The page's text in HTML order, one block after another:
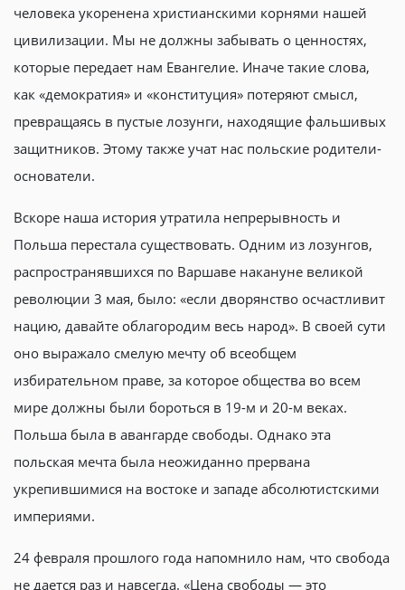
человека укоренена христианскими корнями нашей
цивилизации. Мы не должны забывать о ценностях,
которые передает нам Евангелие. Иначе такие слова,
как «демократия» и «конституция» потеряют смысл,
превращаясь в пустые лозунги, находящие фальшивых
защитников. Этому также учат нас польские родители-
основатели.
Вскоре наша история утратила непрерывность и
Польша перестала существовать. Одним из лозунгов,
распространявшихся по Варшаве накануне великой
революции 3 мая, было: «если дворянство осчастливит
нацию, давайте облагородим весь народ». В своей сути
оно выражало смелую мечту об всеобщем
избирательном праве, за которое общества во всем
мире должны были бороться в 19-м и 20-м веках.
Польша была в авангарде свободы. Однако эта
польская мечта была неожиданно прервана
укрепившимися на востоке и западе абсолютистскими
империями.
24 февраля прошлого года напомнило нам, что свобода
не дается раз и навсегда. «Цена свободы — это